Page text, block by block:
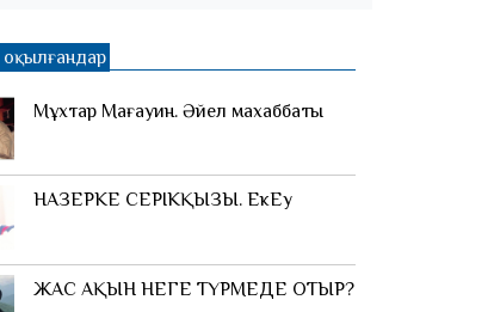
Мұхтар Мағауин. Әйел махаббаты
НАЗЕРКЕ СЕРІКҚЫЗЫ. ЕкЕу
ЖАС АҚЫН НЕГЕ ТҮРМЕДЕ ОТЫР?